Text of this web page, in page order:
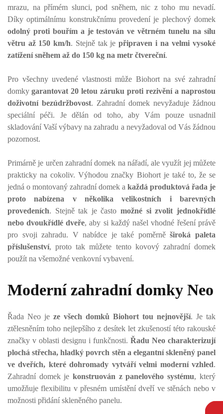
mrazu, na přímém slunci, pod sněhem, nic z toho mu nevadí.
Díky optimálnímu konstrukčnímu provedení je plechový domek
odolný proti bouřím a je testován ve větrném tunelu na sílu
větru až 150 km/h. Stejně tak je připraven i na velmi vysoké
zatížení sněhem až do 150 kg na metr čtvereční.
Pro všechny uvedené vlastnosti může Biohort na své zahradní
domky garantovat 20 letou záruku proti rezivění a naprostou
doživotní bezúdržbovost. Zahradní domek nevyžaduje žádnou
speciální péči. Je dělán od toho, aby Vám pouze usnadnil
skladování Vaší výbavy na zahradu a nevyžadoval od Vás žádnou
pozornost.
Primárně je určen zahradní domek na nářadí, ale využít jej můžete
prakticky na cokoliv. Výhodou značky Biohort je také to, že se
jedná o montovaný zahradní domek a každá produktová řada je
proto nabízena v několika velikostních i barevných
provedeních. Stejně tak je často možné si zvolit jednokřídlé
nebo dvoukřídlé dveře, aby si každý našel vhodné řešení právě
pro svoji zahradu. V nabídce je také poměrně široká paleta
příslušenství, proto tak můžete tento kovový zahradní domek
použít na všemožné venkovní vybavení.
Moderní zahradní domky Neo
Řada Neo je ze všech domků Biohort tou nejnovější. Je tak
ztělesněním toho nejlepšího z desítek let zkušeností této rakouské
značky v oblasti designu i funkčnosti. Řadu Neo charakterizují
plochá střecha, hladký povrch stěn a elegantní skleněný panel
ve dveřích, které dohromady vytváří velmi moderní vzhled.
Zahradní domek je konstruován z panelového systému, který
umožňuje flexibilitu v přesném umístění dveří ve stěnách nebo v
možnosti přidání skleněného panelu.